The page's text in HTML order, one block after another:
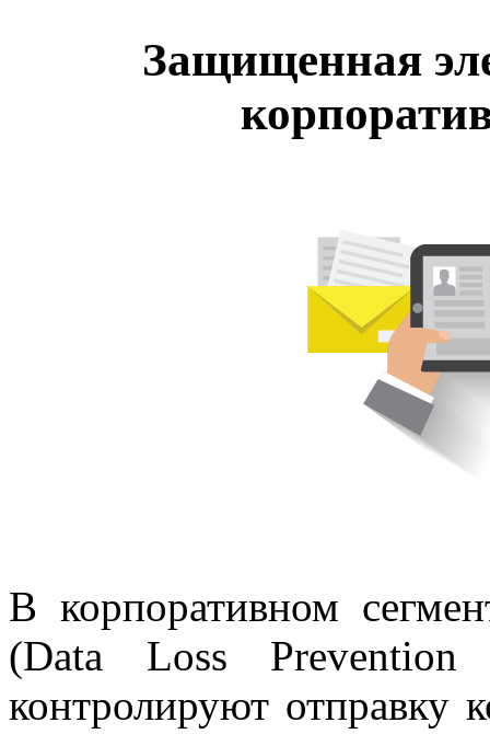
Защищенная
В корпоративном
(Data Loss
контролируют отправку